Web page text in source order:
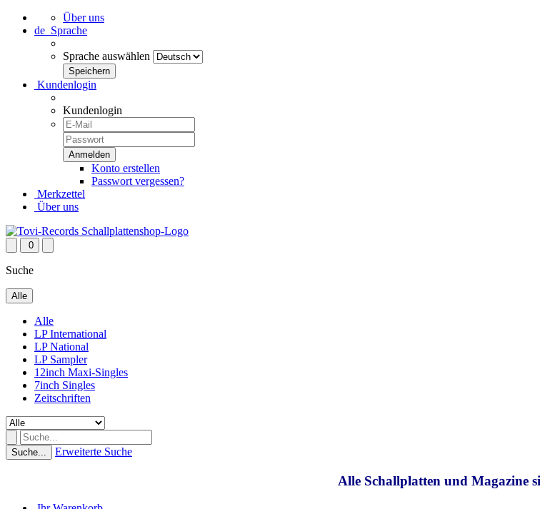
Über uns
de Sprache
Sprache auswählen
Kundenlogin
Kundenlogin
Konto erstellen
Passwort vergessen?
Merkzettel
Über uns
0
Suche
Alle
Alle
LP International
LP National
LP Sampler
12inch Maxi-Singles
7inch Singles
Zeitschriften
Suche... Erweiterte Suche
Alle Schallplatten und Magazine